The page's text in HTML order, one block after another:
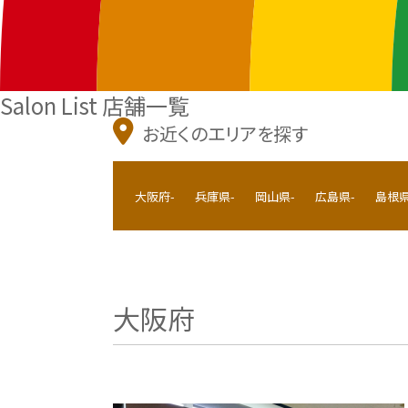
Salon List 店舗一覧
お近くのエリアを探す
大阪府- 兵庫県- 岡山県- 広島県- 島根
大阪府